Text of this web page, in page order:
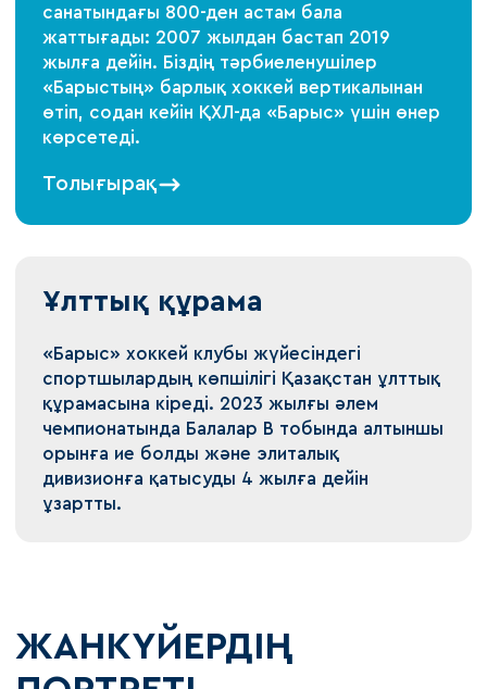
санатындағы 800-ден астам бала
жаттығады: 2007 жылдан бастап 2019
жылға дейін. Біздің тәрбиеленушілер
«Барыстың» барлық хоккей вертикалынан
өтіп, содан кейін ҚХЛ-да «Барыс» үшін өнер
көрсетеді.
Толығырақ
Ұлттық құрама
«Барыс» хоккей клубы жүйесіндегі
спортшылардың көпшілігі Қазақстан ұлттық
құрамасына кіреді. 2023 жылғы әлем
чемпионатында Балалар В тобында алтыншы
орынға ие болды және элиталық
дивизионға қатысуды 4 жылға дейін
ұзартты.
ЖАНКҮЙЕРДІҢ